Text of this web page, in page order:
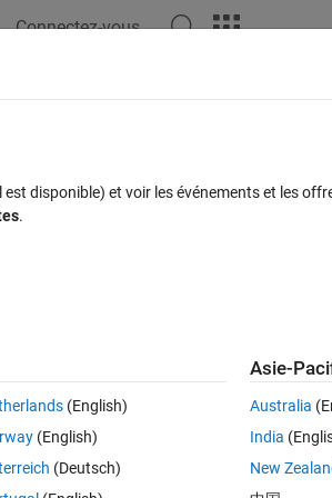
Connectez-vous
le
disponible) et voir les événements et les
.
(English)
(English)
(Deutsch)
Asie-
Australia
India
New